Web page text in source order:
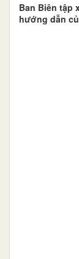
Ban Biên tập
hướng dẫn